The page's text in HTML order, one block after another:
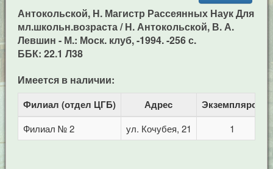
Антокольской, Н. Магистр Рассеянных Наук Для
мл.школьн.возраста / Н. Антокольской, В. А.
Левшин - М.: Моск. клуб, -1994. -256 с.
ББК: 22.1 Л38
Имеется в наличии:
Филиал (отдел ЦГБ) Адрес Экземпляров
Филиал № 2 ул. Кочубея, 21 1